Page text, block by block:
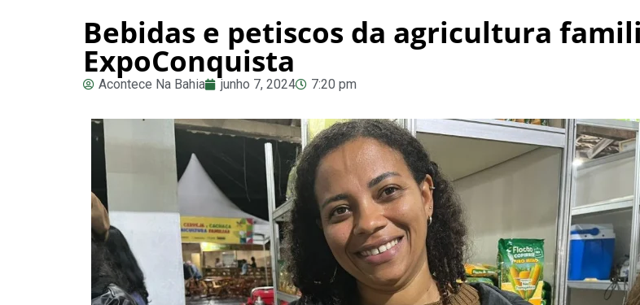
Bebidas e petiscos da agricultura
ExpoConquista
Acontece Na Bahia junho 7, 2024 7:20 pm